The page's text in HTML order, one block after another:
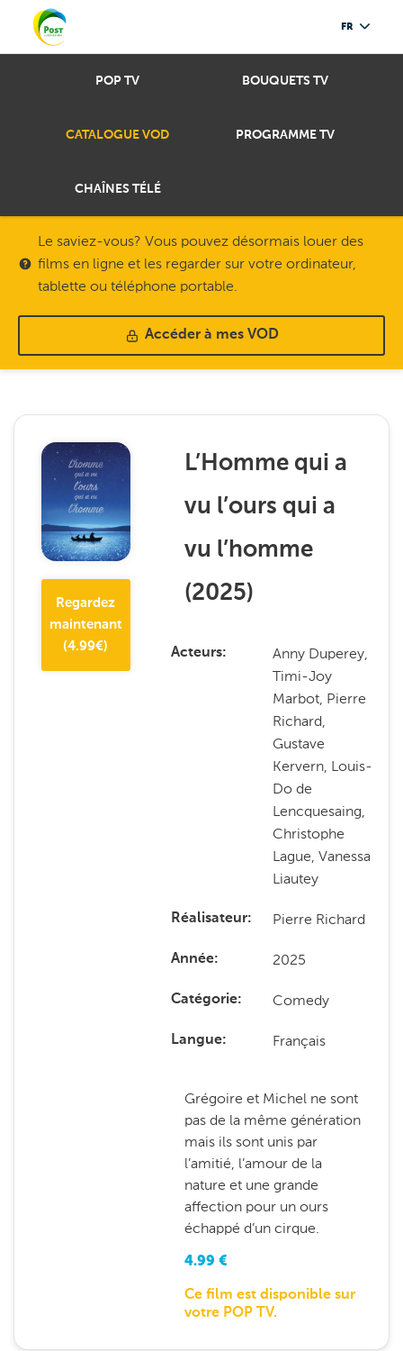
FR
POP TV BOUQUETS TV
CATALOGUE VOD PROGRAMME TV
CHAÎNES TÉLÉ
Le saviez-vous? Vous pouvez désormais louer des
films en ligne et les regarder sur votre ordinateur,
tablette ou téléphone portable.
Accéder à mes VOD
Regardez
maintenant
(4.99€)
L’Homme qui a
vu l’ours qui a
vu l’homme
(2025)
Acteurs
Anny Duperey,
Timi-Joy
Marbot, Pierre
Richard,
Gustave
Kervern, Louis-
Do de
Lencquesaing,
Christophe
Lague, Vanessa
Liautey
Réalisateur Pierre Richard
Année 2025
Catégorie Comedy
Langue Français
Grégoire et Michel ne sont
pas de la même génération
mais ils sont unis par
l’amitié, l’amour de la
nature et une grande
affection pour un ours
échappé d’un cirque.
4.99 €
Ce film est disponible sur
votre POP TV.